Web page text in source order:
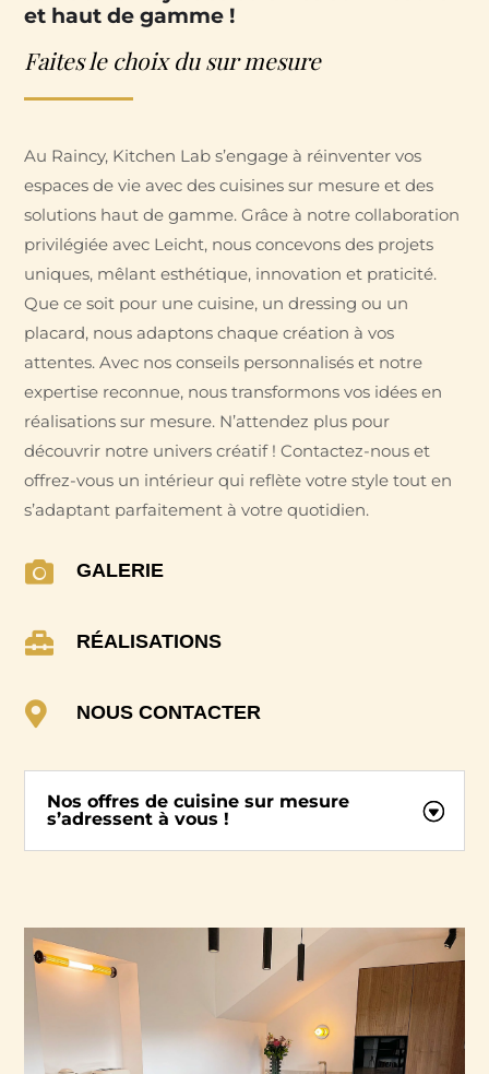
et haut de gamme !
Faites le choix du sur mesure
Au Raincy, Kitchen Lab s’engage à réinventer vos
espaces de vie avec des cuisines sur mesure et des
solutions haut de gamme. Grâce à notre collaboration
privilégiée avec Leicht, nous concevons des projets
uniques, mêlant esthétique, innovation et praticité.
Que ce soit pour une cuisine, un dressing ou un
placard, nous adaptons chaque création à vos
attentes. Avec nos conseils personnalisés et notre
expertise reconnue, nous transformons vos idées en
réalisations sur mesure. N’attendez plus pour
découvrir notre univers créatif ! Contactez-nous et
offrez-vous un intérieur qui reflète votre style tout en
s’adaptant parfaitement à votre quotidien.
 GALERIE
 RÉALISATIONS
 NOUS CONTACTER
Nos offres de cuisine sur mesure
s’adressent à vous !